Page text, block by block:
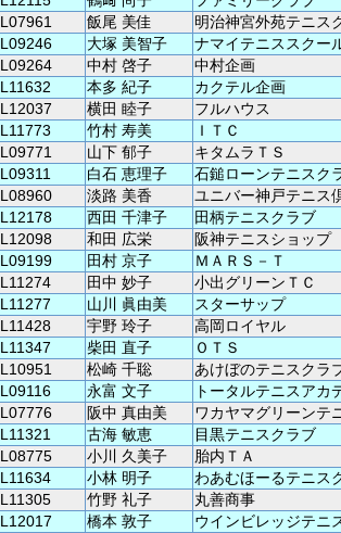
L07961 飯尾 美佳
明治神宮外苑テニス
L09246 大塚 美智子
ナマイテニススクー
L09264 中村 啓子
中村企画
L11632 本多 紀子
カクテル企画
L12037 横田 睦子
フルハウス
L11773 竹村 寿美
ＩＴＣ
L09771 山下 郁子
キタムラＴＳ
L09311 白石 恵理子
石鎚ローンテニスク
L08960 淡路 美香
ユニバー神戸テニス
L12178 西田 千津子
田柄テニスクラブ
L12098 和田 広栄
阪神テニスショップ
L09199 田村 京子
ＭＡＲＳ－Ｔ
L11274 田中 妙子
小出グリーンＴＣ
L11277 山川 眞由美
スターサップ
L11428 宇野 玲子
高岡ロイヤル
L11347 柴田 直子
ＯＴＳ
L10951 松崎 千聡
あけぼのテニスクラ
L09116 永富 文子
トータルテニスアカ
L07776 阪中 真由美
ワカヤマグリーンテ
L11321 古海 敏恵
目黒テニスクラブ
L08775 小川 久美子
胎内ＴＡ
L11634 小林 明子
わあむほーるテニス
L11305 竹野 礼子
丸善商事
L12017 橋本 敦子
ウインビレッジテニ